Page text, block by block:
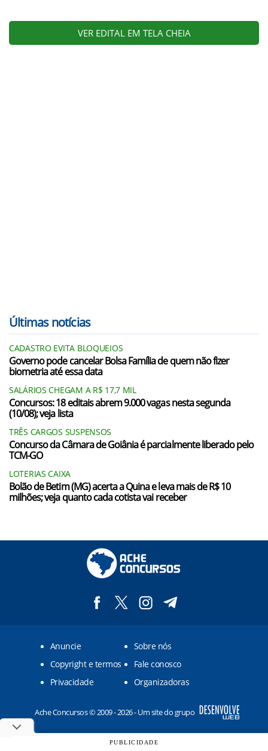
VER EDITAL EM TELA CHEIA
Últimas notícias
CADASTRO EVITA BLOQUEIOS
Governo pode cancelar Bolsa Família de quem não fizer
biometria até essa data
SALÁRIOS CHEGAM A R$ 17,7 MIL
Concursos: 18 editais abrem 9.000 vagas nesta segunda
(10/08); veja lista
TRÊS CARGOS SUSPENSOS
Concurso da Câmara de Goiânia é parcialmente liberado pelo
TCM-GO
LOTERIAS CAIXA
Bolão de Betim (MG) acerta a Quina e leva mais de R$ 10
milhões; veja quanto cada cotista vai receber
Anuncie
Sobre nós
Copyright e termos
Fale conosco
Privacidade
Organizadoras
Ache Concursos © 2009 - 2026 - Um site do grupo
PUBLICIDADE